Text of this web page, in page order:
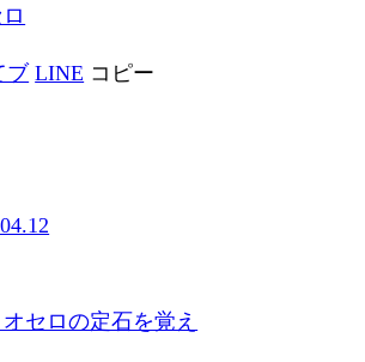
ブ LINE コピー
オセロの定石を覚え